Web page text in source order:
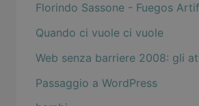
Florindo Sassone - Fuegos
Quando ci vuole ci vuole
Web senza barriere 2008: gli
Passaggio a WordPress